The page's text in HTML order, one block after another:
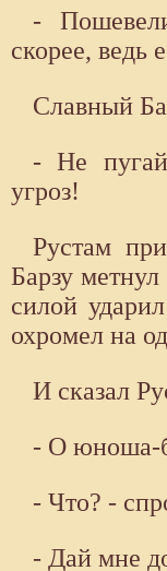
-
скорее, ведь
Славный
- Не
угроз!
Рустам
Барзу
силой
охромел на
И сказал
- О юноша-
- Что? -
- Дай мне